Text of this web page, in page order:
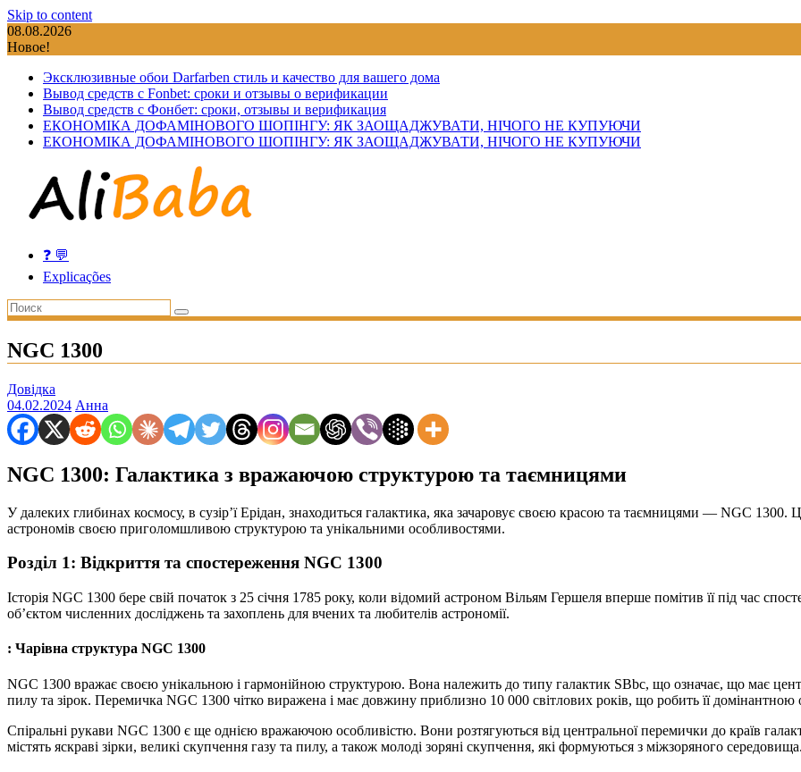
Skip to content
08.08.2026
Новое!
Эксклюзивные обои Darfarben стиль и качество для вашего дома
Вывод средств с Fonbet: сроки и отзывы о верификации
Вывод средств с Фонбет: сроки, отзывы и верификация
ЕКОНОМІКА ДОФАМІНОВОГО ШОПІНГУ: ЯК ЗАОЩАДЖУВАТИ, НІЧОГО НЕ КУПУЮЧИ
ЕКОНОМІКА ДОФАМІНОВОГО ШОПІНГУ: ЯК ЗАОЩАДЖУВАТИ, НІЧОГО НЕ КУПУЮЧИ
❓ 💬
Explicações
NGC 1300
Довідка
04.02.2024 Анна
NGC 1300: Галактика з вражаючою структурою та таємницями
У далеких глибинах космосу, в сузір’ї Ерідан, знаходиться галактика, яка зачаровує своєю красою та таємницями — NGC 1300.
астрономів своєю приголомшливою структурою та унікальними особливостями.
Розділ 1: Відкриття та спостереження NGC 1300
Історія NGC 1300 бере свій початок з 25 січня 1785 року, коли відомий астроном Вільям Гершеля вперше помітив її під час
об’єктом численних досліджень та захоплень для вчених та любителів астрономії.
: Чарівна структура NGC 1300
NGC 1300 вражає своєю унікальною і гармонійною структурою. Вона належить до типу галактик SBbc, що означає, що має
пилу та зірок. Перемичка NGC 1300 чітко виражена і має довжину приблизно 10 000 світлових років, що робить її домінантною
Спіральні рукави NGC 1300 є ще однією вражаючою особливістю. Вони розтягуються від центральної перемички до країв
містять яскраві зірки, великі скупчення газу та пилу, а також молоді зоряні скупчення, які формуються з міжзоряного середовища.